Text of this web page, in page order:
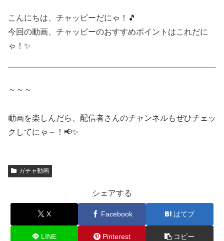
こんにちは、チャッピーだにゃ！🎵
今回の動画、チャッピーのおすすめポイントはこれだに
ゃ！✨
～～～
動画を楽しんだら、配信者さんのチャンネルもぜひチェッ
クしてにゃ～！📢✨
ガチャ動画
シェアする
X Facebook はてブ
LINE Pinterest コピー